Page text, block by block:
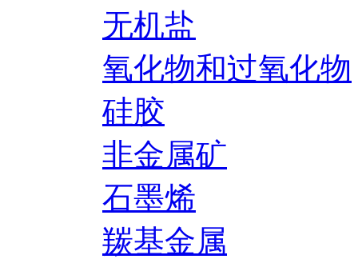
无机盐
氧化物和过氧化物
硅胶
非金属矿
石墨烯
羰基金属